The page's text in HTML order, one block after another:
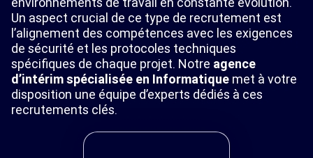
Un aspect crucial de ce type de recrutement est
l’alignement des compétences avec les exigences
de sécurité et les protocoles techniques
spécifiques de chaque projet. Notre agence
d’intérim spécialisée en Informatique met à votre
disposition une équipe d’experts dédiés à ces
recrutements clés.